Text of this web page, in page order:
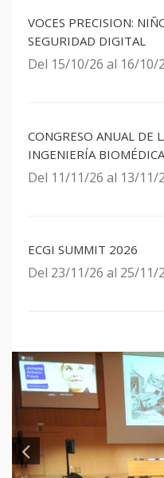
VOCES PRECISION:
SEGURIDAD DIGITAL
Del 15/10/26 al 16/10/
CONGRESO ANUAL DE
INGENIERÍA BIOMÉDICA
Del 11/11/26 al 13/11/
ECGI SUMMIT 2026
Del 23/11/26 al 25/11/